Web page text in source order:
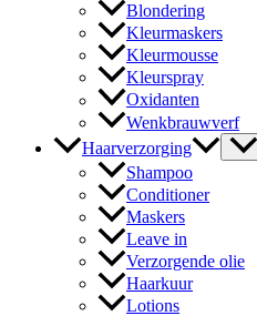
Blondering
Kleurmaskers
Kleurmousse
Kleurspray
Oxidanten
Wenkbrauwverf
Haarverzorging
Shampoo
Conditioner
Maskers
Leave in
Verzorgende olie
Haarkuur
Lotions